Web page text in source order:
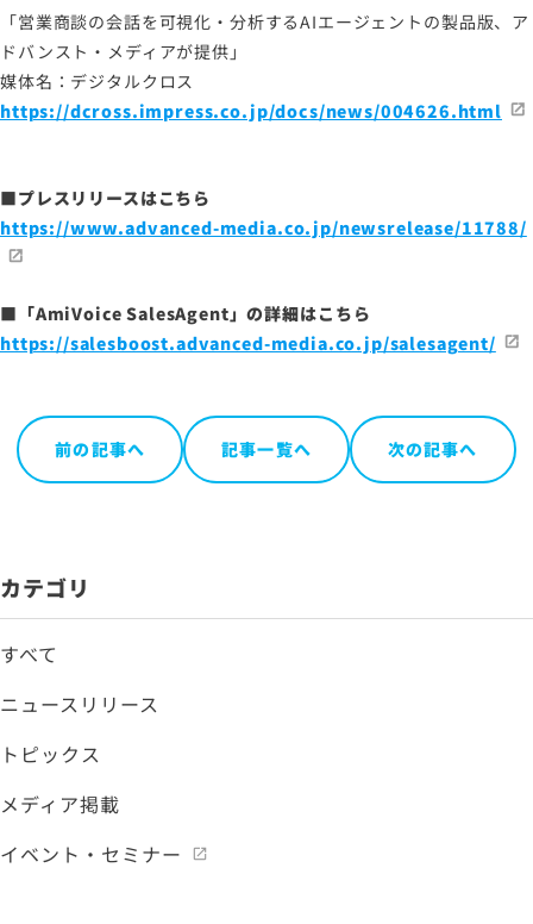
情報セキュリティポリシー
労働者派遣事業に関わる情報
メールマガジン
「営業商談の会話を可視化・分析するAIエージェントの製品版、ア
ドバンスト・メディアが提供」
媒体名：デジタルクロス
https://dcross.impress.co.jp/docs/news/004626.html
■プレスリリースはこちら
https://www.advanced-media.co.jp/newsrelease/11788/
■ 「AmiVoice SalesAgent」の詳細はこちら
https://salesboost.advanced-media.co.jp/salesagent/
前の記事へ 記事一覧へ 次の記事へ
カテゴリ
すべて
ニュースリリース
トピックス
メディア掲載
イベント・セミナー